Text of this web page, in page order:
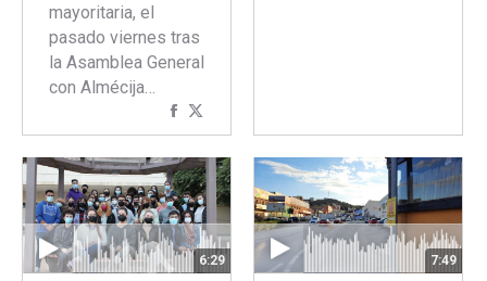
mayoritaria, el
pasado viernes tras
la Asamblea General
con Almécija…
Compartir
con
Facebook
con
Twitter
6:29 7:49